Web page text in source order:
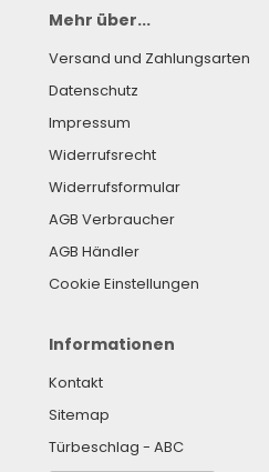
Mehr über...
Versand und Zahlungsarten
Datenschutz
Impressum
Widerrufsrecht
Widerrufsformular
AGB Verbraucher
AGB Händler
Cookie Einstellungen
Informationen
Kontakt
Sitemap
Türbeschlag - ABC